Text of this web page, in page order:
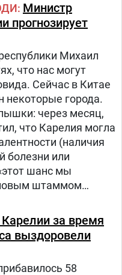
Министр
прогнозирует
Михаил
что нас могут
Сейчас в Китае
некоторые города.
через месяц,
что Карелия могла
(наличия
болезни или
шанс мы
штаммом
однако
мало что дает.
за время
выздоровели
58